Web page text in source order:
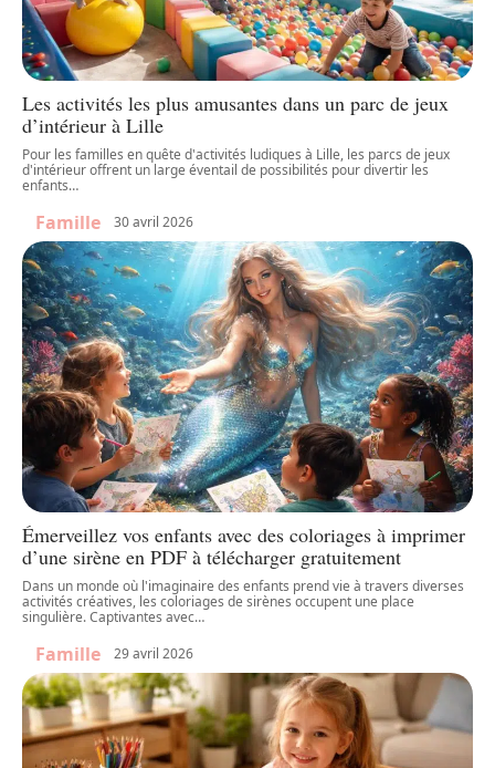
Les activités les plus amusantes dans un parc de jeux
d’intérieur à Lille
Pour les familles en quête d'activités ludiques à Lille, les parcs de jeux
d'intérieur offrent un large éventail de possibilités pour divertir les
enfants…
Famille 30 avril 2026
Émerveillez vos enfants avec des coloriages à imprimer
d’une sirène en PDF à télécharger gratuitement
Dans un monde où l'imaginaire des enfants prend vie à travers diverses
activités créatives, les coloriages de sirènes occupent une place
singulière. Captivantes avec…
Famille 29 avril 2026